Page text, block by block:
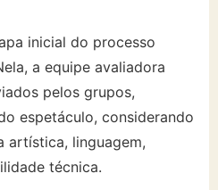
inicial do processo
a equipe avaliadora
pelos grupos,
espetáculo, considerando
artística, linguagem,
técnica.